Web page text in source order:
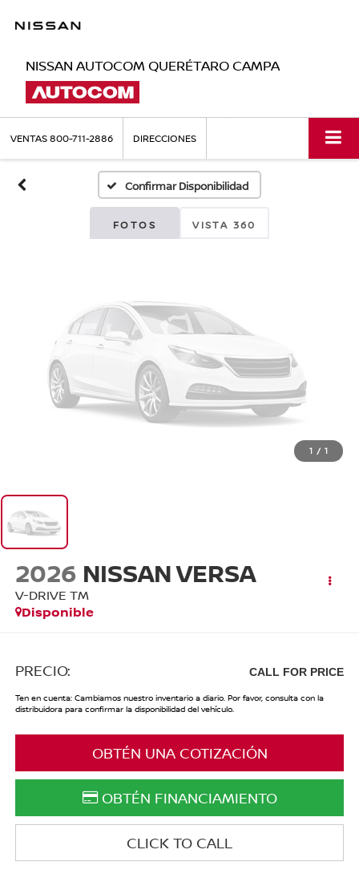
NISSAN AUTOCOM QUERÉTARO CAMPA
VENTAS800-711-2886 DIRECCIONES
Confirmar Disponibilidad
FOTOS VISTA 360
Disponibles
Por favor, revise luego
1 / 1
2026 NISSAN VERSA
V-DRIVE TM
Disponible
PRECIO: CALL FOR PRICE
Ten en cuenta: Cambiamos nuestro inventario a diario. Por favor, consulta con la
distribuidora para confirmar la disponibilidad del vehículo.
OBTÉN UNA COTIZACIÓN
OBTÉN FINANCIAMIENTO
CLICK TO CALL